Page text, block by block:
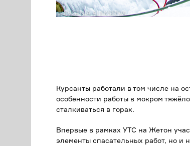
Курсанты работали в том числе на
особенности работы в мокром
сталкиваться в горах.
Впервые в рамках УТС на Жетон
элементы спасательных работ, но и